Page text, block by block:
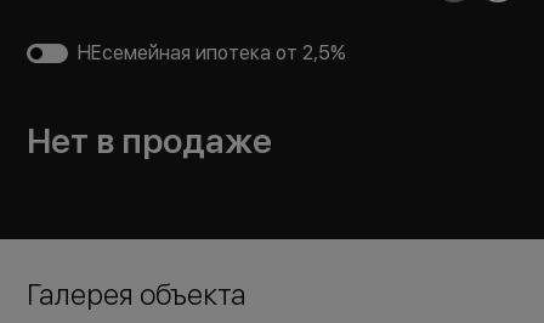
НЕсемейная ипотека от 2,5%
Нет в продаже
Галерея объекта